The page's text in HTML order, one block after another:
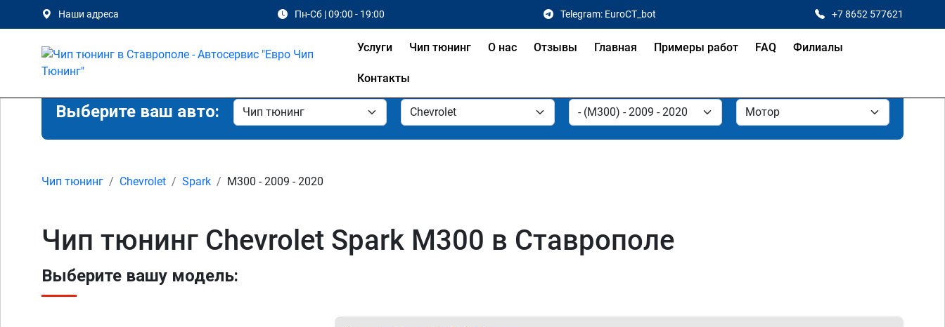
Наши адреса Пн-Сб | 09:00 - 19:00 Telegram: EuroCT_bot +7 8652 577621
Услуги Чип тюнинг О нас Отзывы Главная Примеры работ FAQ Филиалы
Контакты
Выберите ваш авто:
Чип тюнинг Chevrolet Spark M300 - 2009 - 2020
Чип тюнинг Chevrolet Spark M300 в Ставрополе
Выберите вашу модель: